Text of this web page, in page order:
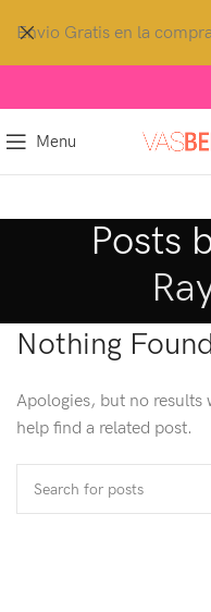
Menu
Posts
Nothing
Apologies, but no results
help find a related post.
Envio Gratis en la